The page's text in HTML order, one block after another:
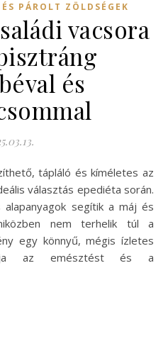
PÁROLT ZÖLDSÉGEK
vacsora
és
választás epediéta során.
segítik a máj és
nem terhelik túl a
egy könnyű, mégis ízletes
az emésztést és a